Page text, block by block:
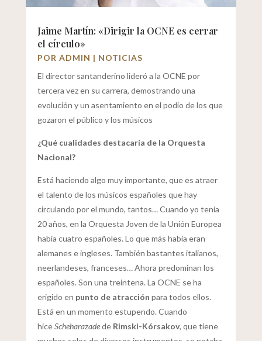
Jaime Martín: «Dirigir la OCNE es cerrar
el círculo»
POR ADMIN | NOTICIAS
El director santanderino lideró a la OCNE por
tercera vez en su carrera, demostrando una
evolución y un asentamiento en el podio de los que
gozaron el público y los músicos
¿Qué cualidades destacaría de la Orquesta
Nacional?
Está haciendo algo muy importante, que es atraer
el talento de los músicos españoles que hay
circulando por el mundo, tantos… Cuando yo tenía
20 años, en la Orquesta Joven de la Unión Europea
había cuatro españoles. Lo que más había eran
alemanes e ingleses. También bastantes italianos,
neerlandeses, franceses… Ahora predominan los
españoles. Son una treintena. La OCNE se ha
erigido en punto de atracción para todos ellos.
Está en un momento estupendo. Cuando
hiceScheharazadede Rimski-Kórsakov, que tiene